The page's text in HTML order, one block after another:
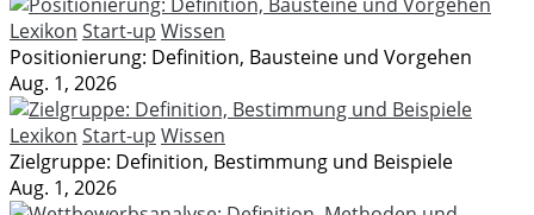
Lexikon Start-up Wissen
Positionierung: Definition, Bausteine und Vorgehen
Aug. 1, 2026
Lexikon Start-up Wissen
Zielgruppe: Definition, Bestimmung und Beispiele
Aug. 1, 2026